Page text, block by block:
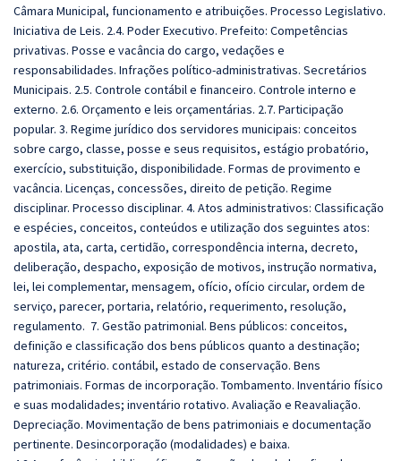
Câmara Municipal, funcionamento e atribuições. Processo Legislativo.
Iniciativa de Leis. 2.4. Poder Executivo. Prefeito: Competências
privativas. Posse e vacância do cargo, vedações e
responsabilidades. Infrações político-administrativas. Secretários
Municipais. 2.5. Controle contábil e financeiro. Controle interno e
externo. 2.6. Orçamento e leis orçamentárias. 2.7. Participação
popular. 3. Regime jurídico dos servidores municipais: conceitos
sobre cargo, classe, posse e seus requisitos, estágio probatório,
exercício, substituição, disponibilidade. Formas de provimento e
vacância. Licenças, concessões, direito de petição. Regime
disciplinar. Processo disciplinar. 4. Atos administrativos: Classificação
e espécies, conceitos, conteúdos e utilização dos seguintes atos:
apostila, ata, carta, certidão, correspondência interna, decreto,
deliberação, despacho, exposição de motivos, instrução normativa,
lei, lei complementar, mensagem, ofício, ofício circular, ordem de
serviço, parecer, portaria, relatório, requerimento, resolução,
regulamento. 7. Gestão patrimonial. Bens públicos: conceitos,
definição e classificação dos bens públicos quanto a destinação;
natureza, critério. contábil, estado de conservação. Bens
patrimoniais. Formas de incorporação. Tombamento. Inventário físico
e suas modalidades; inventário rotativo. Avaliação e Reavaliação.
Depreciação. Movimentação de bens patrimoniais e documentação
pertinente. Desincorporação (modalidades) e baixa.